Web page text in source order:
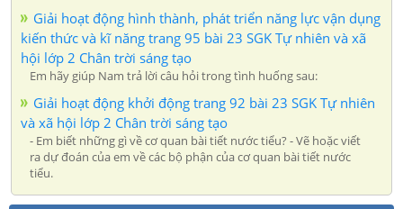
Giải hoạt động hình thành, phát triển năng lực vận dụng
kiến thức và kĩ năng trang 95 bài 23 SGK Tự nhiên và xã
hội lớp 2 Chân trời sáng tạo
Em hãy giúp Nam trả lời câu hỏi trong tình huống sau:
Giải hoạt động khởi động trang 92 bài 23 SGK Tự nhiên
và xã hội lớp 2 Chân trời sáng tạo
- Em biết những gì về cơ quan bài tiết nước tiểu? - Vẽ hoặc viết
ra dự đoán của em về các bộ phận của cơ quan bài tiết nước
tiểu.